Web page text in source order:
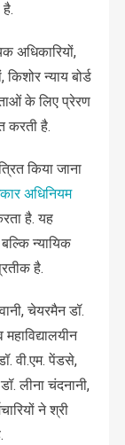
अधिकारियों,
न्याय बोर्ड
के लिए प्रेरण
करती है.
किया जाना
अधिनियम
है. यह
न्यायिक
है.
चेयरमैन डॉ.
वी.एम. पेंडसे,
लीना चंदनानी,
ने श्री